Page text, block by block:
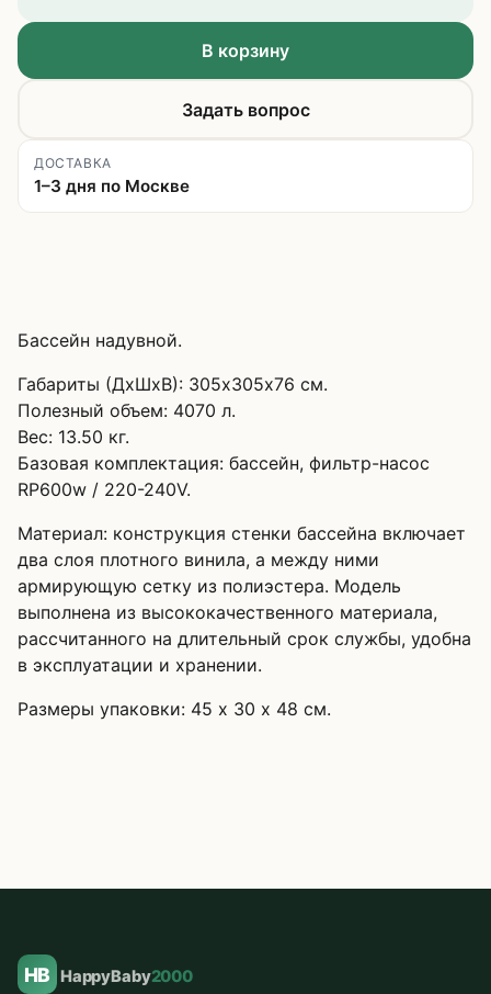
В корзину
Задать вопрос
ДОСТАВКА
1–3 дня по Москве
Бассейн надувной.
Габариты (ДхШхВ): 305х305х76 см.
Полезный объем: 4070 л.
Вес: 13.50 кг.
Базовая комплектация: бассейн, фильтр-насос
RP600w / 220-240V.
Материал: конструкция стенки бассейна включает
два слоя плотного винила, а между ними
армирующую сетку из полиэстера. Модель
выполнена из высококачественного материала,
рассчитанного на длительный срок службы, удобна
в эксплуатации и хранении.
Размеры упаковки: 45 х 30 х 48 см.
HB HappyBaby2000